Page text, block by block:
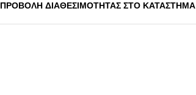
ΠΡΟΒΟΛΗ ΔΙΑΘΕΣΙΜΟΤΗΤΑΣ ΣΤΟ ΚΑΤΑΣΤΗΜΑ